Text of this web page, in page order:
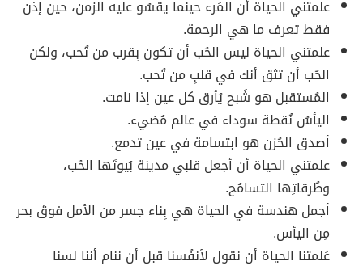
علمتني الحياة أن المَرء حينما يقسُو عليه الزمن، حين إذن
فقط تعرف ما هي الرحمة.
علمتني الحياة ليس الحُب أن تكون بِقرب من تُحب، ولكن
الحُب أن تثق أنك في قلبِ من تُحب.
المُستقبل هو شَبح يُأرق كل عين إذا نامت.
اليأسُ نُقطة سوداء في عالم مُضيء.
أصدق الحُزن هو ابتسامة في عين تدمع.
علمتني الحياة أن أجعل قلبي مدينة بُيوتَها الحُب،
وطُرقاتِها التسامُح.
أجمل هندسة في الحياة هي بِناء جسر من الأمل فوقَ بحر
مِن اليأس.
عَلمتنا الحياة أن نقول لأنفُسنا قبل أن ننام أننا لسنا